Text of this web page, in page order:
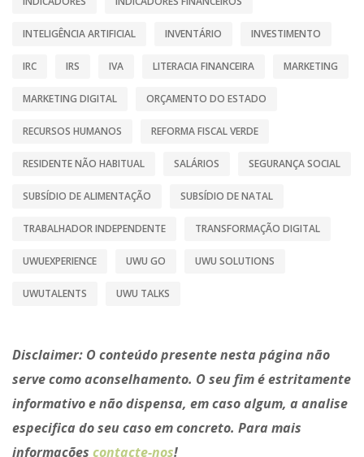
INTELIGÊNCIA ARTIFICIAL INVENTÁRIO INVESTIMENTO
IRC IRS IVA LITERACIA FINANCEIRA MARKETING
MARKETING DIGITAL ORÇAMENTO DO ESTADO
RECURSOS HUMANOS REFORMA FISCAL VERDE
RESIDENTE NÃO HABITUAL SALÁRIOS SEGURANÇA SOCIAL
SUBSÍDIO DE ALIMENTAÇÃO SUBSÍDIO DE NATAL
TRABALHADOR INDEPENDENTE TRANSFORMAÇÃO DIGITAL
UWUEXPERIENCE UWU GO UWU SOLUTIONS
UWUTALENTS UWU TALKS
Disclaimer: O conteúdo presente nesta página não
serve como aconselhamento. O seu fim é estritamente
informativo e não dispensa, em caso algum, a analise
especifica do seu caso em concreto. Para mais
informações contacte-nos!